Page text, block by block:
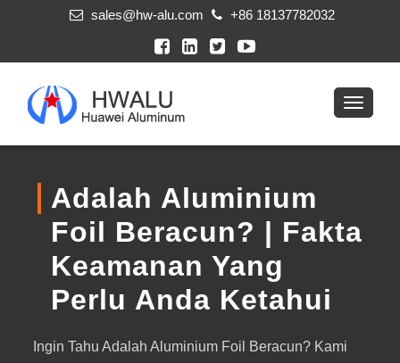
sales@hw-alu.com +86 18137782032
Adalah Aluminium
Foil Beracun? | Fakta
Keamanan Yang
Perlu Anda Ketahui
Ingin Tahu Adalah Aluminium Foil Beracun? Kami